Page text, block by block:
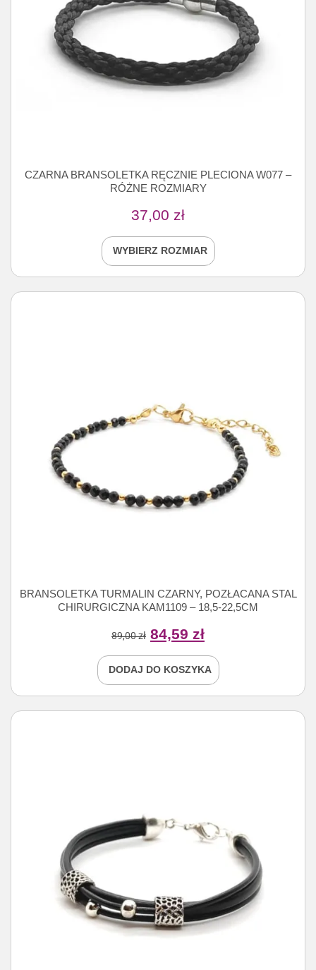
CZARNA BRANSOLETKA RĘCZNIE PLECIONA W077 –
RÓŻNE ROZMIARY
37,00 zł
WYBIERZ ROZMIAR
BRANSOLETKA TURMALIN CZARNY, POZŁACANA STAL
CHIRURGICZNA KAM1109 – 18,5-22,5CM
89,00zł 84,59 zł
DODAJ DO KOSZYKA